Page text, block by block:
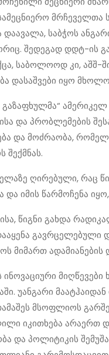
მრჩეველთა
დაავალა, საბჭოს
შედეგად დდტ-ის
საბოლოოდ კი,
დასაშვები იყო
გაზაფხულმა“
და პრობლემების
და მოძრაობა,
შექმნას.
ღირებული, რაც
და იმის წარმოჩენა
წიგნი გახდა
მიმართ ადამიანების
ინოვაციური
უანგარი
მსოფლიოს
იკითხება არაერთ
და პოლიტიკის